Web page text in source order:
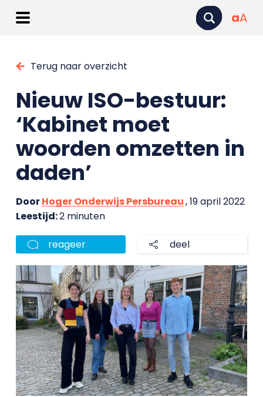
aA
Terug naar overzicht
Nieuw ISO-bestuur:
‘Kabinet moet
woorden omzetten in
daden’
DoorHoger Onderwijs Persbureau, 19 april 2022
Leestijd:2 minuten
reageer deel